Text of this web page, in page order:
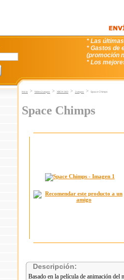
* Las
* Gastos de
(promoción
* Los
Inicio > VideoJuegos > XBOX 360 > Juegos > Space Chimps
Space Chimps
Descripción:
Basado en la película de animación del